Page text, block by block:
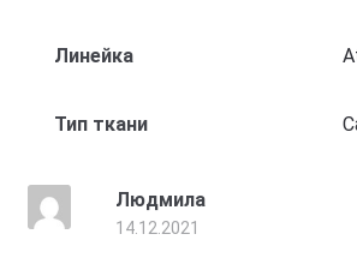
Линейка
Тип ткани
Людмила
14.12.2021